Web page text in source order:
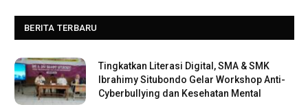
BERITA TERBARU
Tingkatkan Literasi Digital, SMA & SMK
Ibrahimy Situbondo Gelar Workshop Anti-
Cyberbullying dan Kesehatan Mental